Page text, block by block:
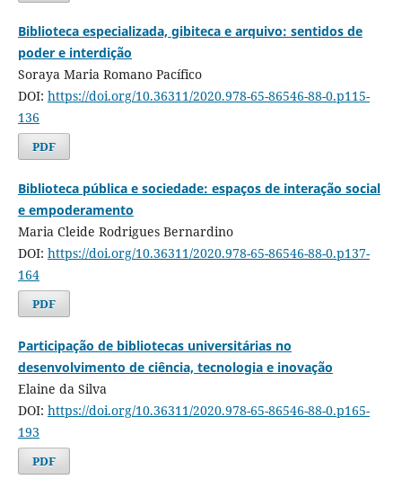
Biblioteca especializada, gibiteca e arquivo: sentidos de
poder e interdição
Soraya Maria Romano Pacífico
DOI: https://doi.org/10.36311/2020.978-65-86546-88-0.p115-
136
PDF
Biblioteca pública e sociedade: espaços de interação social
e empoderamento
Maria Cleide Rodrigues Bernardino
DOI: https://doi.org/10.36311/2020.978-65-86546-88-0.p137-
164
PDF
Participação de bibliotecas universitárias no
desenvolvimento de ciência, tecnologia e inovação
Elaine da Silva
DOI: https://doi.org/10.36311/2020.978-65-86546-88-0.p165-
193
PDF